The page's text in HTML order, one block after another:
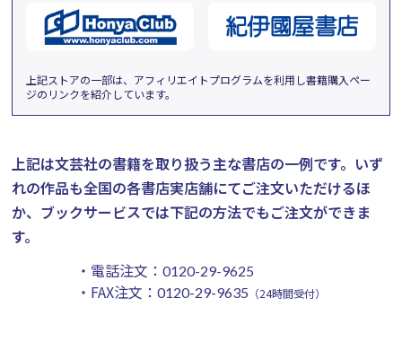
上記ストアの一部は、アフィリエイトプログラムを利用し書籍購入ペー
ジのリンクを紹介しています。
上記は文芸社の書籍を取り扱う主な書店の一例です。 いず
れの作品も全国の各書店実店舗にてご注文いただけるほ
か、ブックサービスでは下記の方法でもご注文ができま
す。
・電話注文： 0120-29-9625
・FAX注文： 0120-29-9635 （24時間受付）